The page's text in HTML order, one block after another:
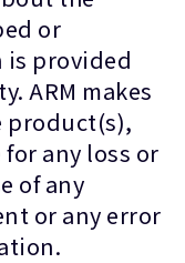
or
provided
ARM makes
product(s),
any loss or
of any
or any error